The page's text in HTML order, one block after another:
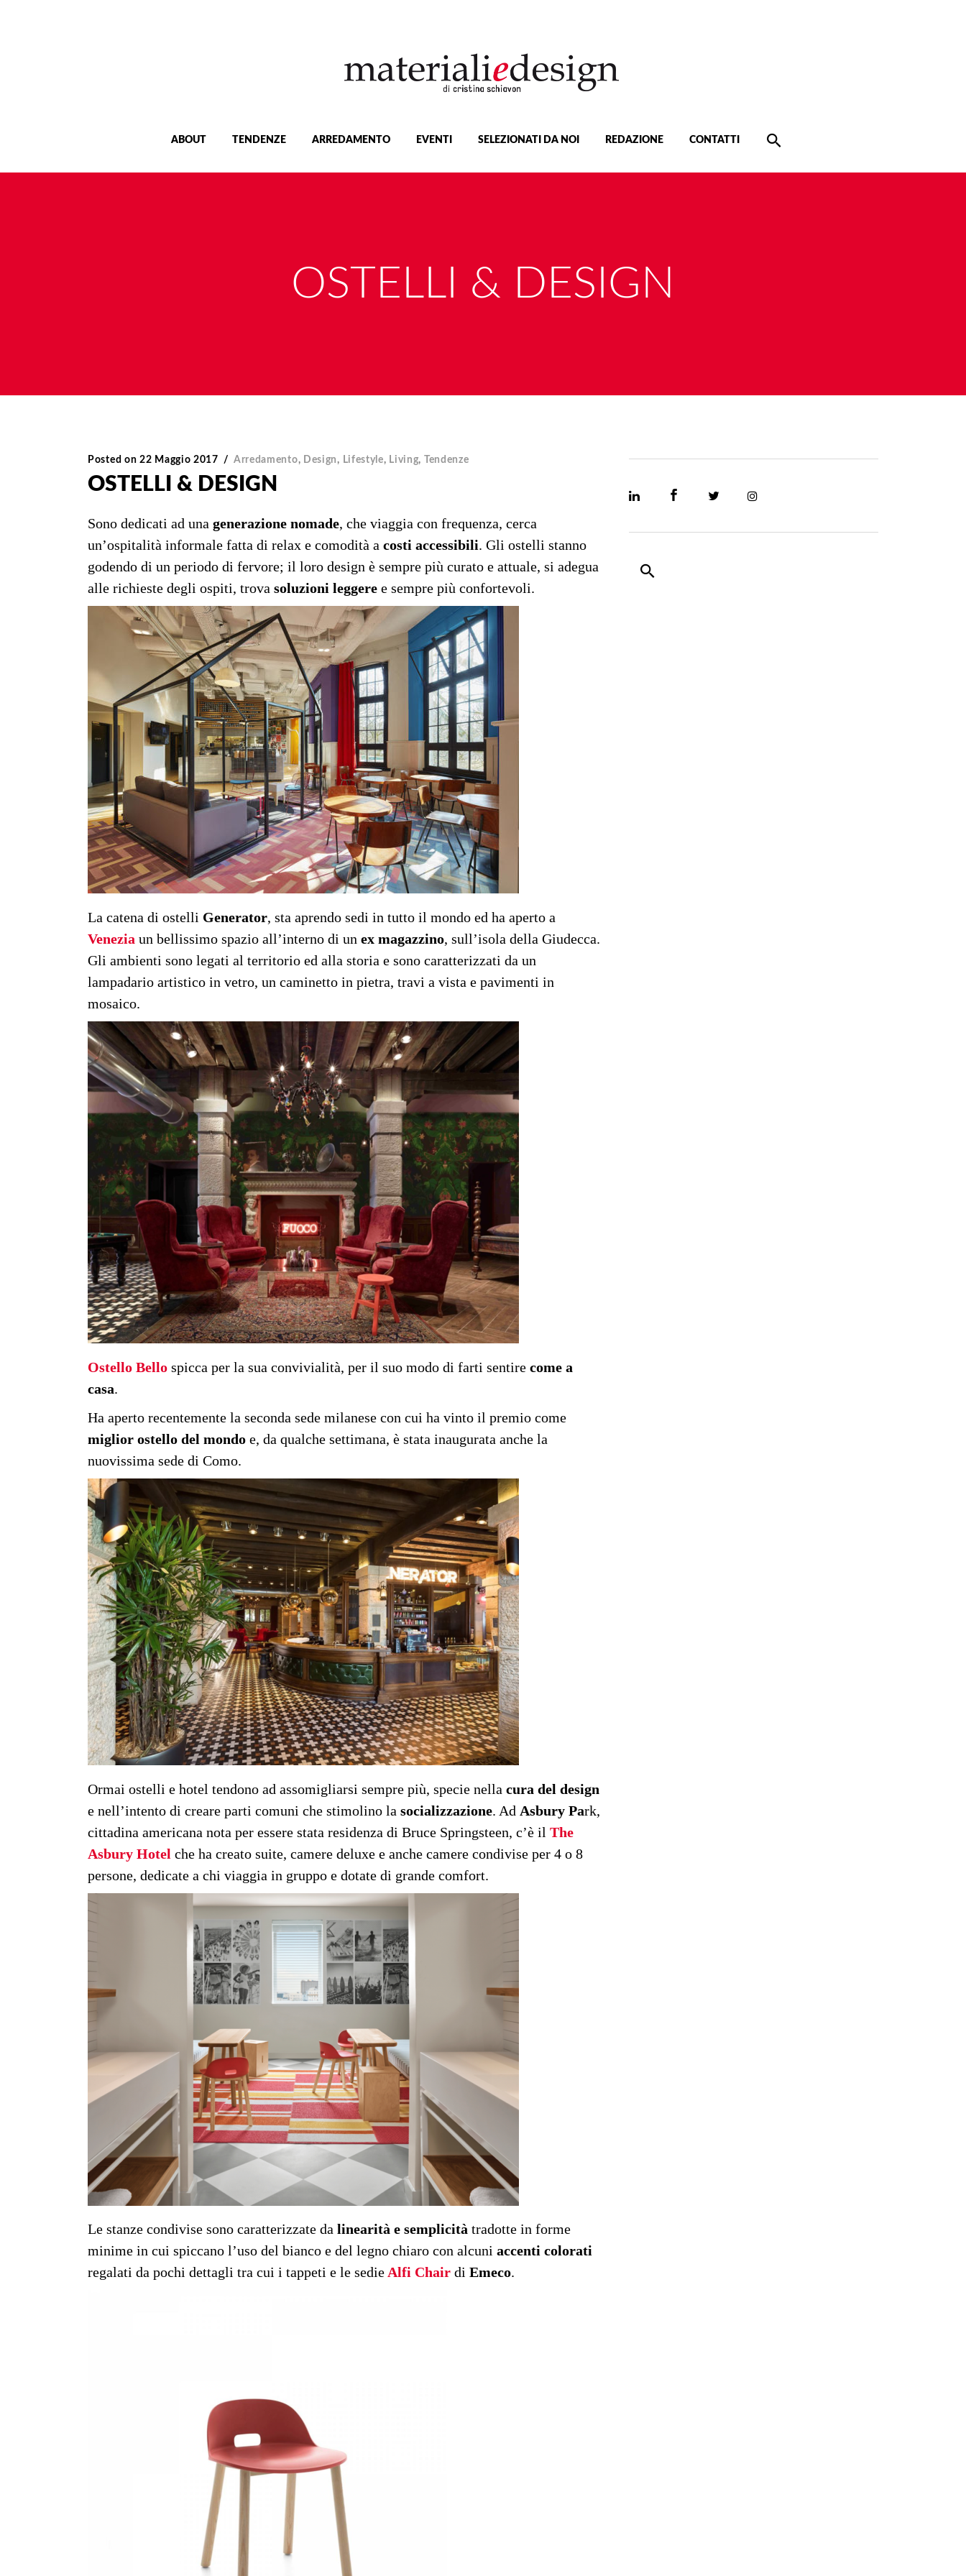
ABOUT TENDENZE ARREDAMENTO EVENTI SELEZIONATI DA NOI REDAZIONE CONTATTI
OSTELLI & DESIGN
Posted on 22 Maggio 2017 Arredamento, Design, Lifestyle, Living, Tendenze
OSTELLI & DESIGN
Sono dedicati ad una generazione nomade, che viaggia con frequenza, cerca
un’ospitalità informale fatta di relax e comodità a costi accessibili. Gli ostelli stanno
godendo di un periodo di fervore; il loro design è sempre più curato e attuale, si adegua
alle richieste degli ospiti, trova soluzioni leggere e sempre più confortevoli.
La catena di ostelli Generator, sta aprendo sedi in tutto il mondo ed ha aperto a
Venezia un bellissimo spazio all’interno di un ex magazzino, sull’isola della Giudecca.
Gli ambienti sono legati al territorio ed alla storia e sono caratterizzati da un
lampadario artistico in vetro, un caminetto in pietra, travi a vista e pavimenti in
mosaico.
Ostello Bello spicca per la sua convivialità, per il suo modo di farti sentire come a
casa.
Ha aperto recentemente la seconda sede milanese con cui ha vinto il premio come
miglior ostello del mondo e, da qualche settimana, è stata inaugurata anche la
nuovissima sede di Como.
Ormai ostelli e hotel tendono ad assomigliarsi sempre più, specie nella cura del design
e nell’intento di creare parti comuni che stimolino la socializzazione. Ad Asbury Park,
cittadina americana nota per essere stata residenza di Bruce Springsteen, c’è il The
Asbury Hotel che ha creato suite, camere deluxe e anche camere condivise per 4 o 8
persone, dedicate a chi viaggia in gruppo e dotate di grande comfort.
Le stanze condivise sono caratterizzate da linearità e semplicità tradotte in forme
minime in cui spiccano l’uso del bianco e del legno chiaro con alcuni accenti colorati
regalati da pochi dettagli tra cui i tappeti e le sedie Alfi Chair di Emeco.